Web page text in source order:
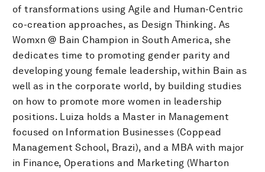
of transformations using Agile and Human-Centric
co-creation approaches, as Design Thinking. As
Womxn @ Bain Champion in South America, she
dedicates time to promoting gender parity and
developing young female leadership, within Bain as
well as in the corporate world, by building studies
on how to promote more women in leadership
positions. Luiza holds a Master in Management
focused on Information Businesses (Coppead
Management School, Brazi), and a MBA with major
in Finance, Operations and Marketing (Wharton